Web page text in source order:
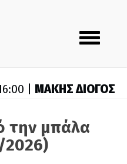
Toggle
navigation
| ΜΑΚΗΣ ΔΙΟΓΟΣ
την μπάλα
2026)